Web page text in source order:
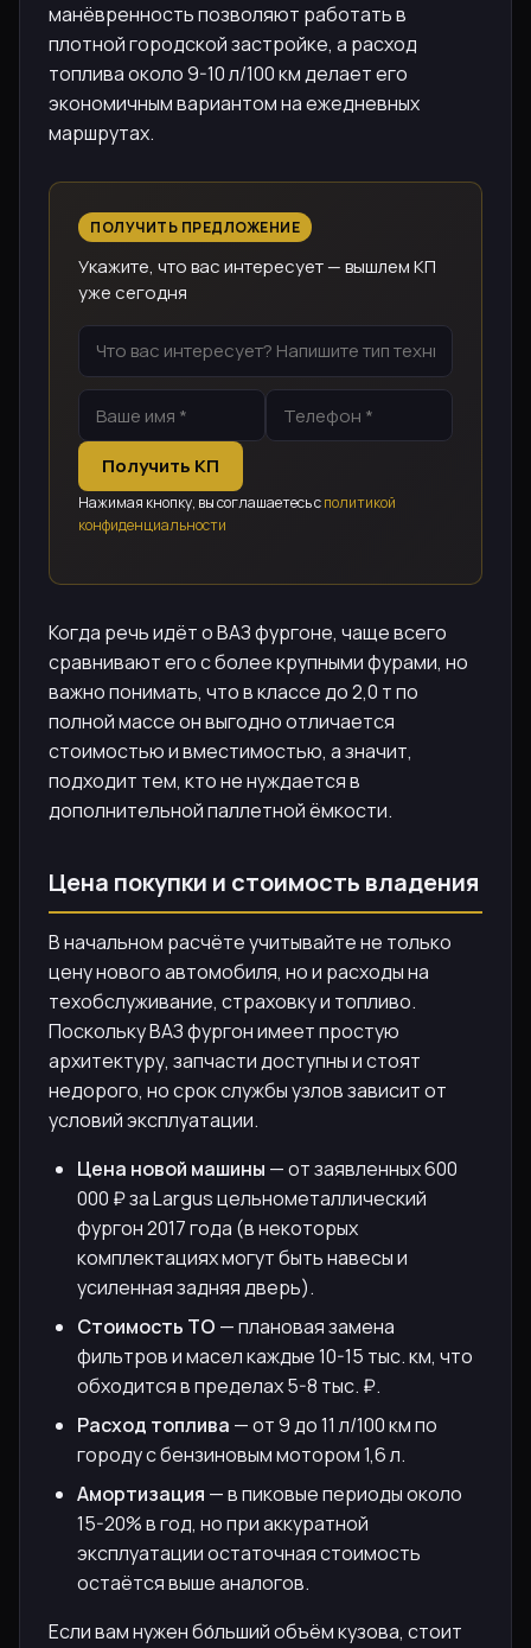
манёвренность позволяют работать в
плотной городской застройке, а расход
топлива около 9-10 л/100 км делает его
экономичным вариантом на ежедневных
маршрутах.
ПОЛУЧИТЬ ПРЕДЛОЖЕНИЕ
Укажите, что вас интересует — вышлем КП
уже сегодня
Получить КП
Нажимая кнопку, вы соглашаетесь сполитикой
конфиденциальности
Когда речь идёт о ВАЗ фургоне, чаще всего
сравнивают его с более крупными фурами, но
важно понимать, что в классе до 2,0 т по
полной массе он выгодно отличается
стоимостью и вместимостью, а значит,
подходит тем, кто не нуждается в
дополнительной паллетной ёмкости.
Цена покупки и стоимость владения
В начальном расчёте учитывайте не только
цену нового автомобиля, но и расходы на
техобслуживание, страховку и топливо.
Поскольку ВАЗ фургон имеет простую
архитектуру, запчасти доступны и стоят
недорого, но срок службы узлов зависит от
условий эксплуатации.
Цена новой машины — от заявленных 600
000 ₽ за Largus цельнометаллический
фургон 2017 года (в некоторых
комплектациях могут быть навесы и
усиленная задняя дверь).
Стоимость ТО — плановая замена
фильтров и масел каждые 10-15 тыс. км, что
обходится в пределах 5-8 тыс. ₽.
Расход топлива — от 9 до 11 л/100 км по
городу с бензиновым мотором 1,6 л.
Амортизация — в пиковые периоды около
15-20% в год, но при аккуратной
эксплуатации остаточная стоимость
остаётся выше аналогов.
Если вам нужен бо́льший объём кузова, стоит